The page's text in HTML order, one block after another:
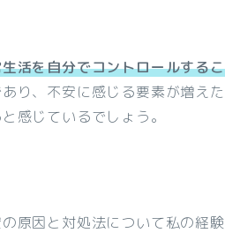
活を自分でコントロールする
り、不安に感じる要素が増え
感じているでしょう。
原因と対処法について私の経